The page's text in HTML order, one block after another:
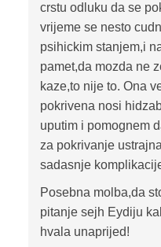
crstu odluku da se
vrijeme se nesto
psihickim stanjem,i
pamet,da mozda ne
kaze,to nije to. Ona
pokrivena nosi
uputim i pomognem
za pokrivanje
sadasnje
Posebna molba,da
pitanje sejh Eydiju
hvala unaprijed!